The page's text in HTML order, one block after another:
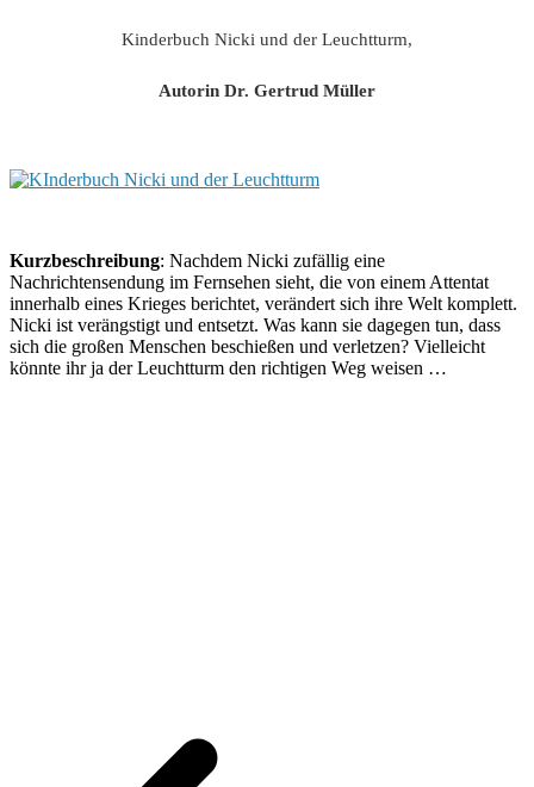
Kinderbuch Nicki und der Leuchtturm,
Autorin Dr. Gertrud Müller
Kurzbeschreibung: Nachdem Nicki zufällig eine
Nachrichtensendung im Fernsehen sieht, die von einem Attentat
innerhalb eines Krieges berichtet, verändert sich ihre Welt komplett.
Nicki ist verängstigt und entsetzt. Was kann sie dagegen tun, dass
sich die großen Menschen beschießen und verletzen? Vielleicht
könnte ihr ja der Leuchtturm den richtigen Weg weisen …